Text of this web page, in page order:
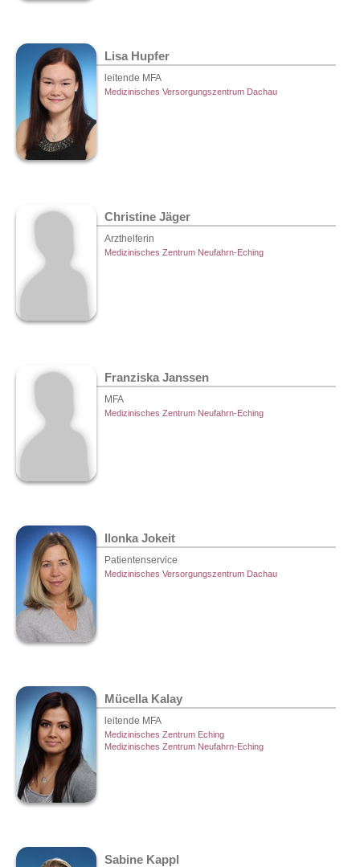
Lisa Hupfer
leitende MFA
Medizinisches Versorgungszentrum Dachau
Christine Jäger
Arzthelferin
Medizinisches Zentrum Neufahrn-Eching
Franziska Janssen
MFA
Medizinisches Zentrum Neufahrn-Eching
Ilonka Jokeit
Patientenservice
Medizinisches Versorgungszentrum Dachau
Mücella Kalay
leitende MFA
Medizinisches Zentrum Eching
Medizinisches Zentrum Neufahrn-Eching
Sabine Kappl